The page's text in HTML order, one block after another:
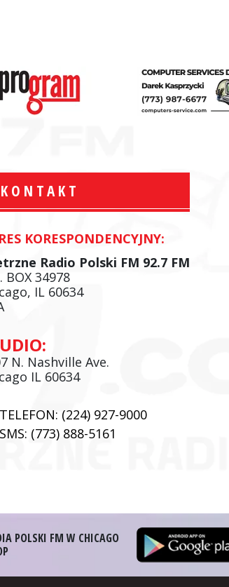
KONTAKT
KORESPONDENCYJNY:
Radio Polski FM 92.7 FM
BOX 34978
IL 60634
N. Nashville Ave.
IL 60634
TELEFON: (224) 927-9000
SMS: (773) 888-5161
Krzysztof Wawer:
Komentator
facebook
POLSKI FM W CHICAGO